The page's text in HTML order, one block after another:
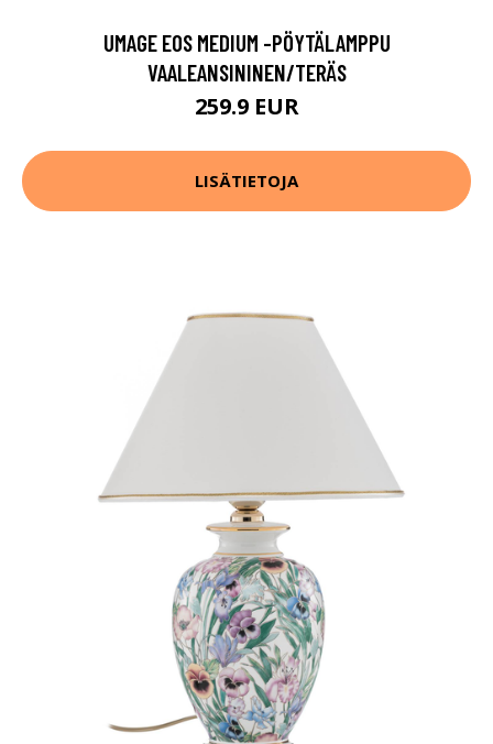
UMAGE EOS MEDIUM -PÖYTÄLAMPPU
VAALEANSININEN/TERÄS
259.9 EUR
LISÄTIETOJA